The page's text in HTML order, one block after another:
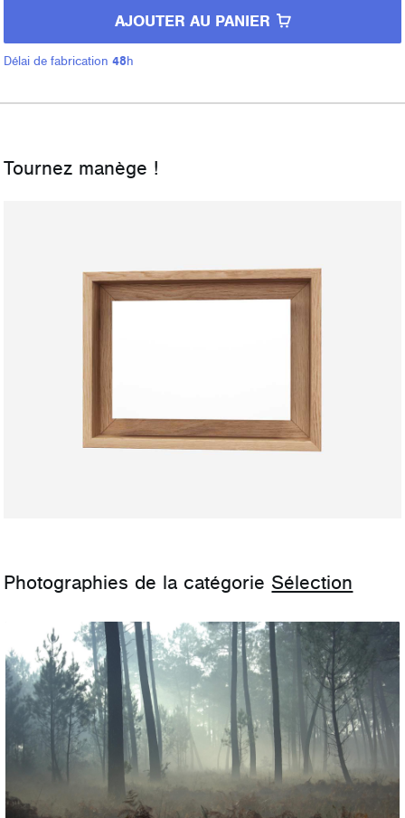
AJOUTER AU PANIER
Délai de fabrication48 h
Tournez manège !
Photographies de la catégorie Sélection